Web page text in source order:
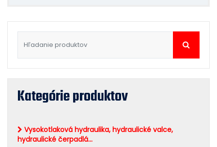
Kategórie produktov
Vysokotlaková hydraulika, hydraulické valce,
hydraulické čerpadlá...